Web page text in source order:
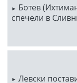
Ботев
спечели в
Левски